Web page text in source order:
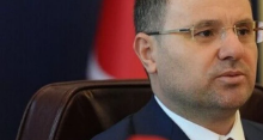
Erişim Bilgileri
Sağlık
Teknoloji